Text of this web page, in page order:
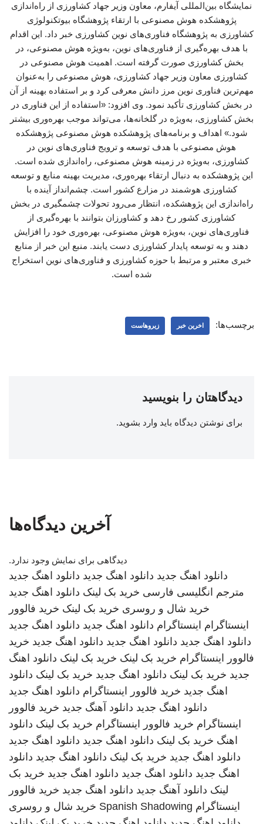
نمایشگاه بین‌المللی آیفارم، معاون وزیر جهاد کشاورزی از راه‌اندازی
پژوهشکده هوش مصنوعی با ارتقاء پژوهشگاه بیوتکنولوژی
کشاورزی به پژوهشگاه فناوری‌های نوین کشاورزی خبر داد. این اقدام
با هدف بهره‌گیری از فناوری‌های نوین، به‌ویژه هوش مصنوعی، در
بخش کشاورزی صورت گرفته است. اهمیت هوش مصنوعی در
کشاورزی معاون وزیر جهاد کشاورزی، هوش مصنوعی را به‌عنوان
مهم‌ترین فناوری نوین مرز دانش معرفی کرد و بر استفاده بهینه از آن
در بخش کشاورزی تأکید نمود. وی افزود: «استفاده از این فناوری در
بخش کشاورزی، به‌ویژه در گلخانه‌ها، می‌تواند موجب بهره‌وری بیشتر
شود.» اهداف و برنامه‌های پژوهشکده هوش مصنوعی پژوهشکده
هوش مصنوعی با هدف توسعه و ترویج فناوری‌های نوین در
کشاورزی، به‌ویژه در زمینه هوش مصنوعی، راه‌اندازی شده است.
این پژوهشکده به دنبال ارتقاء بهره‌وری، مدیریت بهینه منابع و توسعه
کشاورزی هوشمند در مزارع کشور است. چشم‌انداز آینده با
راه‌اندازی این پژوهشکده، انتظار می‌رود تحولات چشمگیری در بخش
کشاورزی کشور رخ دهد و کشاورزان بتوانند با بهره‌گیری از
فناوری‌های نوین، به‌ویژه هوش مصنوعی، بهره‌وری خود را افزایش
دهند و به توسعه پایدار کشاورزی دست یابند. منبع این خبر از منابع
خبری معتبر و مرتبط با حوزه کشاورزی و فناوری‌های نوین استخراج
شده است.
برچسب‌ها: اخرین خبر زیروهاست
دیدگاهتان را بنویسید
برای نوشتن دیدگاه باید وارد بشوید.
آخرین دیدگاه‌ها
دیدگاهی برای نمایش وجود ندارد.
دانلود اهنگ جدید دانلود اهنگ جدید دانلود اهنگ جدید
مترجم انگلیسی فارسی خرید بک لینک دانلود اهنگ جدید
خرید شال و روسری خرید بک لینک خرید فالوور
اینستاگرام اینستاگرام دانلود اهنگ جدید دانلود اهنگ جدید
دانلود اهنگ جدید دانلود اهنگ جدید دانلود اهنگ جدید خرید
فالوور اینستاگرام خرید بک لینک خرید بک لینک دانلود اهنگ
جدید خرید بک لینک دانلود اهنگ جدید خرید بک لینک دانلود
اهنگ جدید خرید فالوور اینستاگرام دانلود اهنگ جدید
دانلود اهنگ جدید دانلود آهنگ جدید خرید فالوور
اینستاگرام خرید فالوور اینستاگرام خرید بک لینک دانلود
اهنگ خرید بک لینک دانلود اهنگ جدید دانلود اهنگ جدید
دانلود اهنگ جدید خرید بک لینک دانلود اهنگ جدید دانلود
اهنگ جدید دانلود اهنگ جدید دانلود اهنگ جدید خرید بک
لینک دانلود آهنگ جدید دانلود اهنگ جدید خرید فالوور
اینستاگرام Spanish Shadowing خرید شال و روسری